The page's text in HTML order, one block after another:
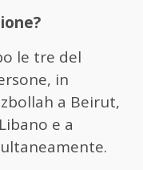
le tre del
in
a Beirut,
e a